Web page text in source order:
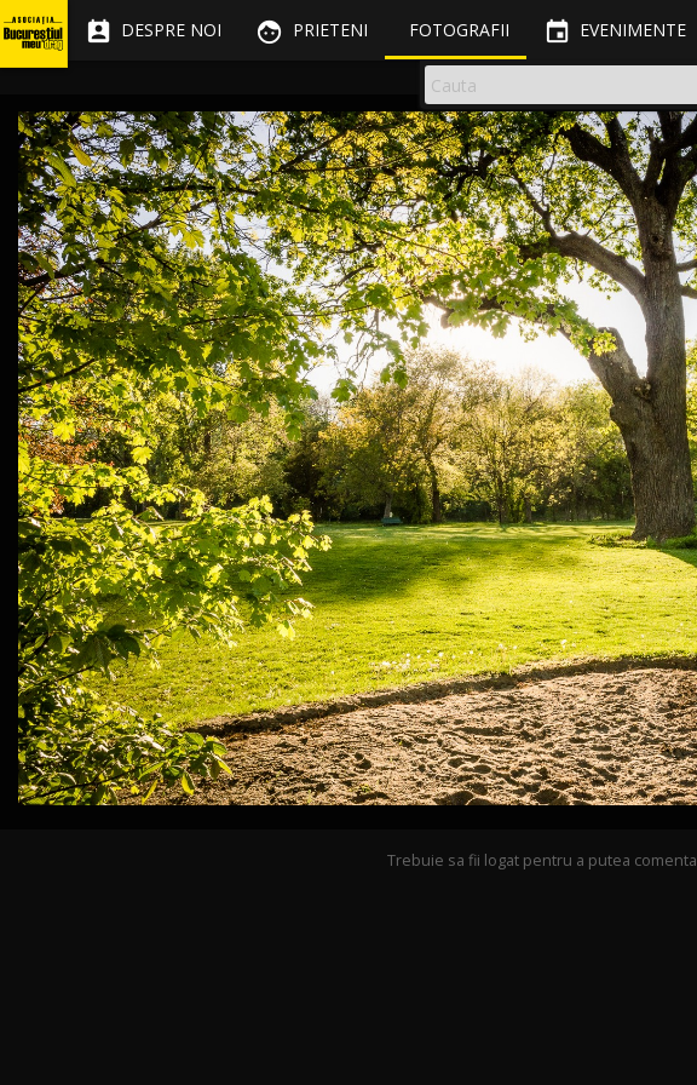
 DESPRE NOI  PRIETENI FOTOGRAFII  EVENIMENTE
Trebuie sa fii logat pentru a putea comenta